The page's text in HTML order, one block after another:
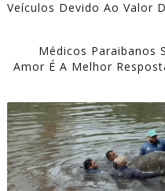
Veículos Devido Ao Valor
Médicos Paraibanos
Amor É A Melhor